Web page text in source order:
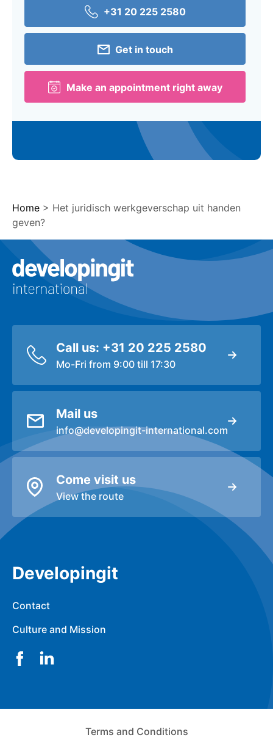
+31 20 225 2580
Get in touch
Make an appointment right away
Home > Het juridisch werkgeverschap uit handen
geven?
Logo Developingit
Call us: +31 20 225 2580
Mo-Fri from 9:00 till 17:30
Mail us
info@developingit-international.com
Come visit us
View the route
Developingit
Contact
Culture and Mission
FacebookLinkedIn
Terms and Conditions